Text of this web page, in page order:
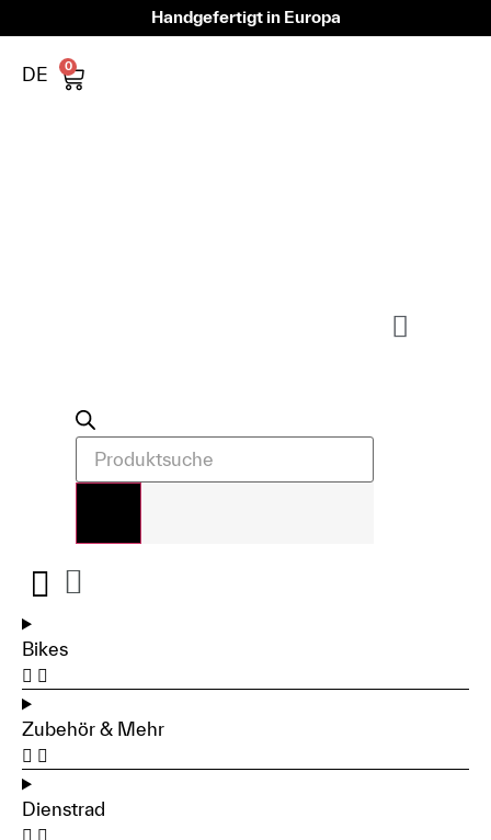
Handgefertigt in Europa
DE 0
Bikes
Zubehör & Mehr
Dienstrad